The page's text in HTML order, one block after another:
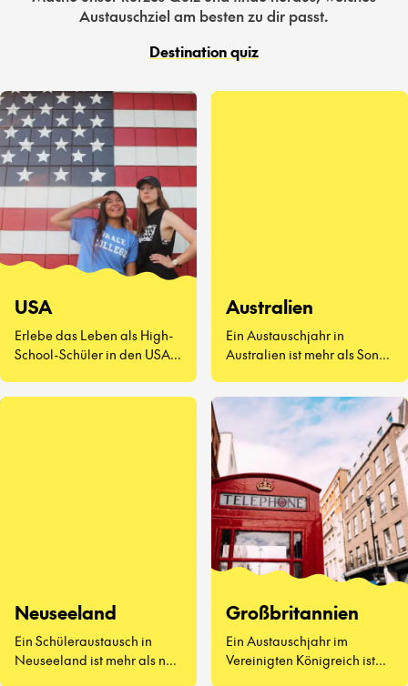
Austauschziel am besten zu dir passt.
Destination quiz
USA
Erlebe das Leben als High-
School-Schüler in den USA –
Australien
Ein Austauschjahr in
Australien ist mehr als Sonne
kennenzulernen, Vegemite
zu probieren (ja, wirklich)
und zu erleben, wie sich der
Schulalltag auf der anderen
Seite der Welt anfühlt.
Neuseeland
Ein Schüleraustausch in
Neuseeland ist mehr als nur
Großbritannien
Ein Austauschjahr im
Vereinigten Königreich ist